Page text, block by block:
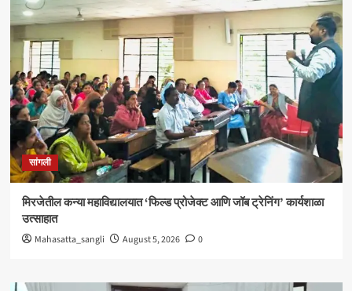
का?
सांगली
मिरजेतील कन्या महाविद्यालयात ‘फिल्ड प्रोजेक्ट आणि जॉब ट्रेनिंग’ कार्यशाळा
उत्साहात
Mahasatta_sangli August 5, 2026 0